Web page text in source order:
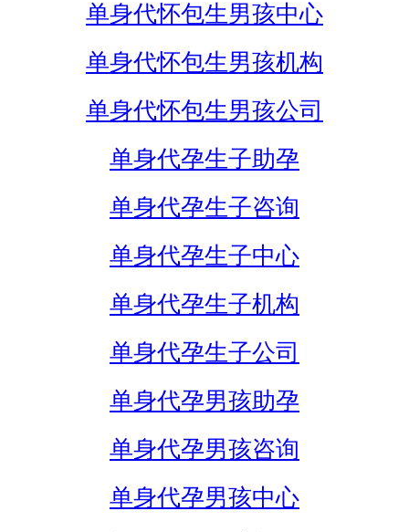
单身代怀包生男孩中心
单身代怀包生男孩机构
单身代怀包生男孩公司
单身代孕生子助孕
单身代孕生子咨询
单身代孕生子中心
单身代孕生子机构
单身代孕生子公司
单身代孕男孩助孕
单身代孕男孩咨询
单身代孕男孩中心